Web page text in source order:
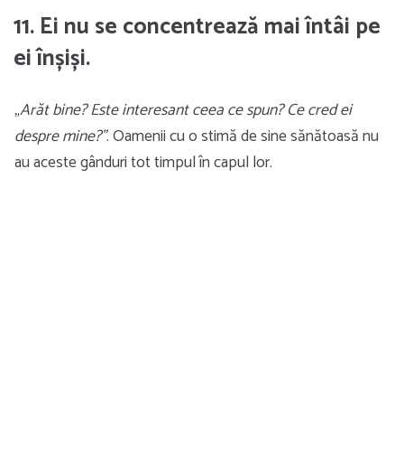
11. Ei nu se concentrează mai întâi pe
ei înșiși.
„Arăt bine? Este interesant ceea ce spun? Ce cred ei
despre mine?”. Oamenii cu o stimă de sine sănătoasă nu
au aceste gânduri tot timpul în capul lor.